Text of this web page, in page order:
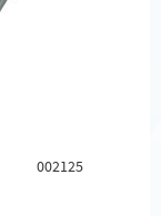
002125